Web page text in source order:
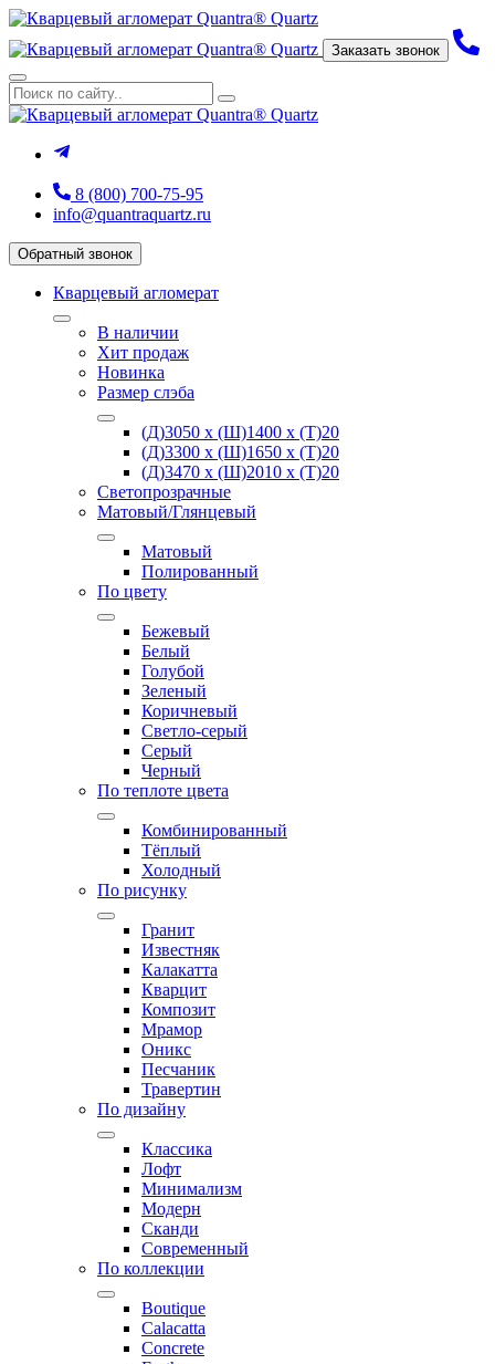
Заказать звонок
8 (800) 700-75-95
info@quantraquartz.ru
Обратный звонок
Кварцевый агломерат
В наличии
Хит продаж
Новинка
Размер слэба
(Д)3050 х (Ш)1400 х (Т)20
(Д)3300 х (Ш)1650 х (Т)20
(Д)3470 х (Ш)2010 х (Т)20
Светопрозрачные
Матовый/Глянцевый
Матовый
Полированный
По цвету
Бежевый
Белый
Голубой
Зеленый
Коричневый
Светло-серый
Серый
Черный
По теплоте цвета
Комбинированный
Тёплый
Холодный
По рисунку
Гранит
Известняк
Калакатта
Кварцит
Композит
Мрамор
Оникс
Песчаник
Травертин
По дизайну
Классика
Лофт
Минимализм
Модерн
Сканди
Современный
По коллекции
Boutique
Calacatta
Concrete